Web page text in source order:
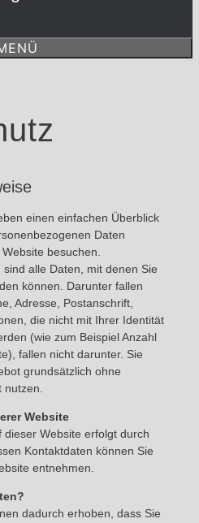
einen einfachen Überblick
Daten
besuchen.
alle Daten, mit denen Sie
können. Darunter fallen
Adresse, Postanschrift,
die nicht mit Ihrer Identität
(wie zum Beispiel Anzahl
fallen nicht darunter. Sie
grundsätzlich ohne
Website
Website erfolgt durch
Kontaktdaten können Sie
entnehmen.
dadurch erhoben, dass Sie